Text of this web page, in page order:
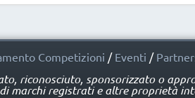
Competizioni / Eventi /
riconosciuto, sponsorizzato o
marchi registrati e altre proprietà